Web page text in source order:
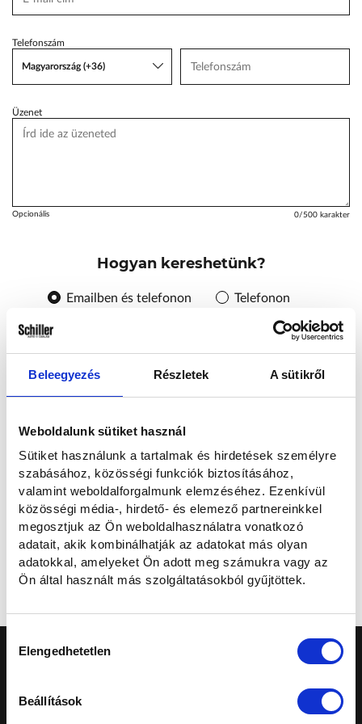
Beleegyezés Részletek A sütikről
Weboldalunk sütiket használ
Sütiket használunk a tartalmak és hirdetések személyre
szabásához, közösségi funkciók biztosításához,
valamint weboldalforgalmunk elemzéséhez. Ezenkívül
közösségi média-, hirdető- és elemező partnereinkkel
megosztjuk az Ön weboldalhasználatra vonatkozó
adatait, akik kombinálhatják az adatokat más olyan
adatokkal, amelyeket Ön adott meg számukra vagy az
Ön által használt más szolgáltatásokból gyűjtöttek.
kiválasztása
Elengedhetetlen
Beállítások
Karosszéria Centrum
Telefonszám
Magyarország (+36)
Üzenet
Opcionális 0/500 karakter
Hogyan kereshetünk?
Emailben és telefonon Telefonon
Elolvastam és hozzájárulok a személyes adataim kezeléséhez az
Mégse